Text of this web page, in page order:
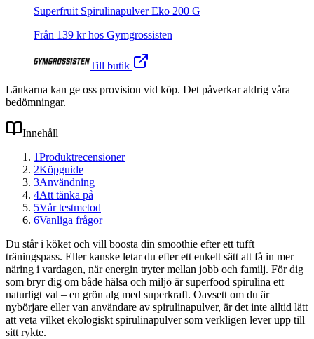
Superfruit Spirulinapulver Eko 200 G
Från 139 kr hos Gymgrossisten
Till butik
Länkarna kan ge oss provision vid köp. Det påverkar aldrig våra
bedömningar.
Innehåll
1Produktrecensioner
2Köpguide
3Användning
4Att tänka på
5Vår testmetod
6Vanliga frågor
Du står i köket och vill boosta din smoothie efter ett tufft
träningspass. Eller kanske letar du efter ett enkelt sätt att få in mer
näring i vardagen, när energin tryter mellan jobb och familj. För dig
som bryr dig om både hälsa och miljö är superfood spirulina ett
naturligt val – en grön alg med superkraft. Oavsett om du är
nybörjare eller van användare av spirulinapulver, är det inte alltid lätt
att veta vilket ekologiskt spirulinapulver som verkligen lever upp till
sitt rykte.